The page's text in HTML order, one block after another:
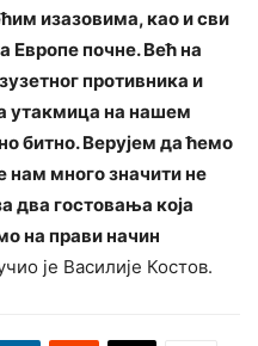
изазовима, као и сви
Европе почне. Већ на
противника и
утакмица на нашем
битно. Верујем да ћемо
нам много значити не
два гостовања која
на прави начин
је Василије Костов.